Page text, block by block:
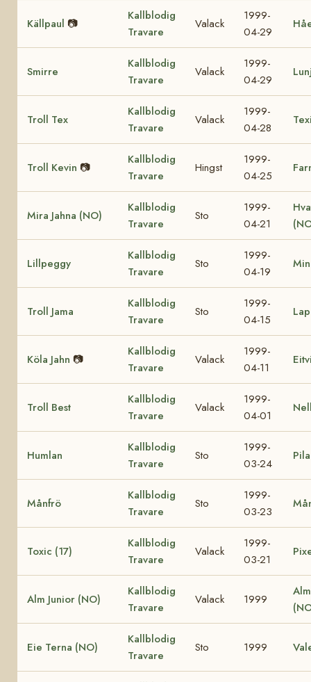
Källpaul 📷
Kallblodig
Travare
Valack
1999-
04-29
Smirre
Kallblodig
Travare
Valack
1999-
04-29
Troll Tex
Kallblodig
Travare
Valack
1999-
04-28
Troll Kevin 📷
Kallblodig
Travare
Hingst
1999-
04-25
Mira Jahna (NO)
Kallblodig
Travare
Sto
1999-
04-21
Lillpeggy
Kallblodig
Travare
Sto
1999-
04-19
Troll Jama
Kallblodig
Travare
Sto
1999-
04-15
Köla Jahn 📷
Kallblodig
Travare
Valack
1999-
04-11
Troll Best
Kallblodig
Travare
Valack
1999-
04-01
Humlan
Kallblodig
Travare
Sto
1999-
03-24
Månfrö
Kallblodig
Travare
Sto
1999-
03-23
Toxic (17)
Kallblodig
Travare
Valack
1999-
03-21
Alm Junior (NO)
Kallblodig
Travare
Valack 1999
Eie Terna (NO)
Kallblodig
Travare
Sto 1999